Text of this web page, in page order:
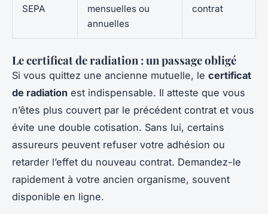
SEPA
mensuelles ou
annuelles
contrat
Le certificat de radiation : un passage obligé
Si vous quittez une ancienne mutuelle, le certificat
de radiation est indispensable. Il atteste que vous
n’êtes plus couvert par le précédent contrat et vous
évite une double cotisation. Sans lui, certains
assureurs peuvent refuser votre adhésion ou
retarder l’effet du nouveau contrat. Demandez-le
rapidement à votre ancien organisme, souvent
disponible en ligne.